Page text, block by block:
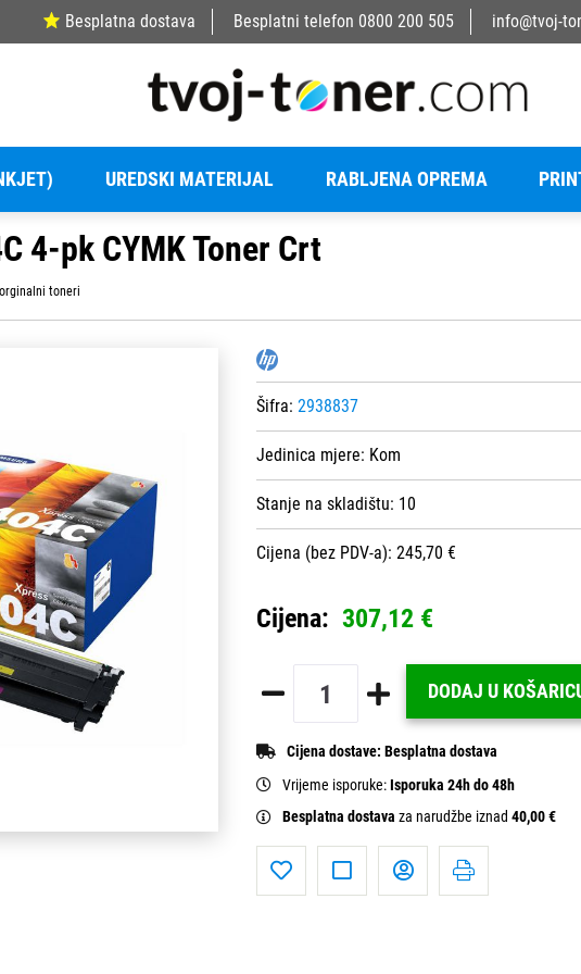
Besplatna dostava Besplatni telefon 0800 200 505 info@tvoj-
UREDSKI MATERIJAL RABLJENA OPREMA
4-pk CYMK Toner Crt
toneri
Šifra: 2938837
Jedinica mjere: Kom
Stanje na skladištu: 10
Cijena (bez PDV-a): 245,70 €
Cijena: 307,12 €
DODAJ U
Cijena dostave: Besplatna dostava
Vrijeme isporuke:Isporuka 24h do 48h
Besplatna dostava za narudžbe iznad 40,00 €